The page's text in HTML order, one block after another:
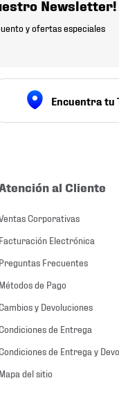
Newsletter!
y ofertas especiales
Encuentra tu
al Cliente
Corporativas
Facturación Electrónica
Preguntas Frecuentes
Métodos de Pago
y Devoluciones
de Entrega
de Entrega y
Mapa del sitio